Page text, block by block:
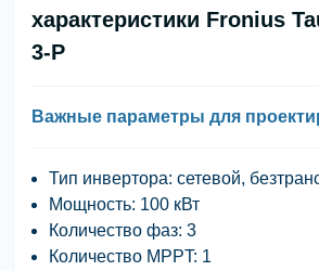
характеристики Fronius
3-P
Важные параметры для
Тип инвертора: сетевой,
Мощность: 100 кВт
Количество фаз: 3
Количество MPPT: 1